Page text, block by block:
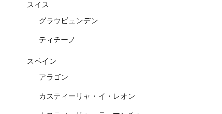
スイス
グラウビュンデン
ティチーノ
スペイン
アラゴン
カスティーリャ・イ・レオン